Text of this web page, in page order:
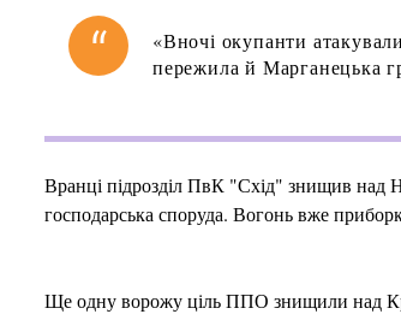
«Вночі окупанти
пережила й Марганецька
Вранці підрозділ ПвК "Схід" знищив над
господарська споруда. Вогонь вже
Ще одну ворожу ціль ППО знищили над